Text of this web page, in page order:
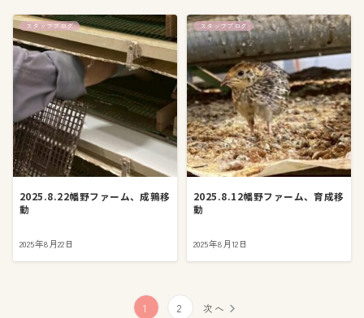
スタッフブログ
2025.8.22幡野ファーム、成鶉移
動
2025年8月22日
スタッフブログ
2025.8.12幡野ファーム、育成移
動
2025年8月12日
1 2 次へ